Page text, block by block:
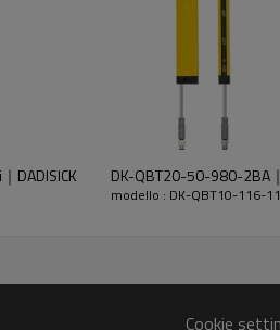
DADISICK DK-QBT20-50-980-2BA
modello : DK-QBT10-116-
Cookie